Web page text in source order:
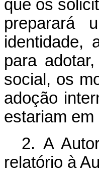
que os
preparará
identidade,
para
social, os
adoção
estariam
2. A
relatório à